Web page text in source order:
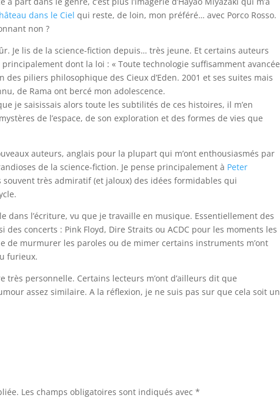
dans le Ciel qui reste, de loin, mon préféré… avec Porco Rosso.
non ?
Je lis de la science-fiction depuis… très jeune. Et certains auteurs
dont la loi : « Toute technologie suffisamment avancée
piliers philosophique des Cieux d’Eden. 2001 et ses suites mais
de Rama ont bercé mon adolescence.
je saisissais alors toute les subtilités de ces histoires, il m’en
de l’espace, de son exploration et des formes de vies que
auteurs, anglais pour la plupart qui m’ont enthousiasmés par
de la science-fiction. Je pense principalement à Peter
souvent très admiratif (et jaloux) des idées formidables qui
dans l’écriture, vu que je travaille en musique. Essentiellement des
concerts : Pink Floyd, Dire Straits ou ACDC pour les moments les
de murmurer les paroles ou de mimer certains instruments m’ont
furieux.
très personnelle. Certains lecteurs m’ont d’ailleurs dit que
assez similaire. A la réflexion, je ne suis pas sur que cela soit un
Les champs obligatoires sont indiqués avec*